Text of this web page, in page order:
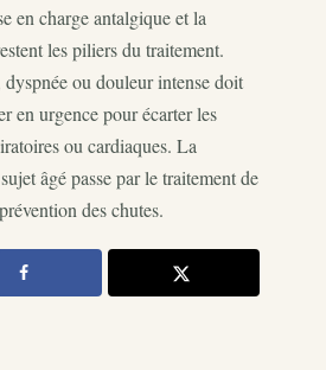
en charge antalgique et la
les piliers du traitement.
ou douleur intense doit
en urgence pour écarter les
ou cardiaques. La
âgé passe par le traitement de
des chutes.